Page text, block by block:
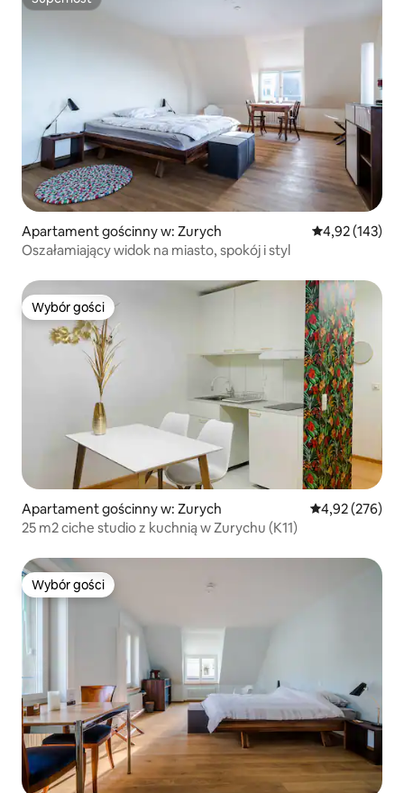
Superhost
Apartament gościnny w: Zurych Średnia
4,92 (143)
Oszałamiający widok na miasto, spokój i styl
Wybór gości
Wybór gości
Apartament gościnny w: Zurych Średnia
4,92 (276)
25 m2 ciche studio z kuchnią w Zurychu (K11)
Wybór gości
Wybór gości